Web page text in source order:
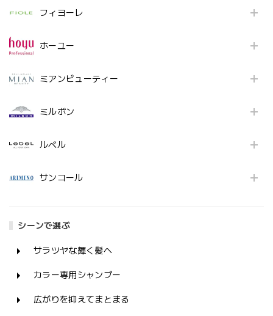
フィヨーレ
ホーユー
ミアンビューティー
ミルボン
ルベル
サンコール
シーンで選ぶ
サラツヤな輝く髪へ
カラー専用シャンプー
広がりを抑えてまとまる